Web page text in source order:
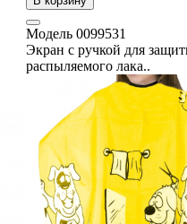
Модель 0099531
Экран с ручкой для
распыляемого лака..